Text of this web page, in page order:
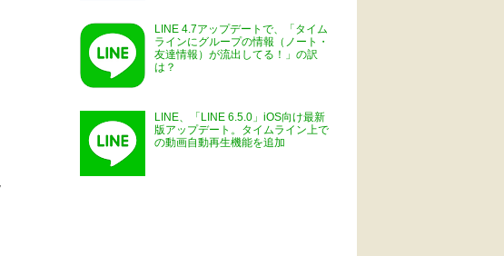
LINE 4.7アップデートで、「タイム
ラインにグループの情報（ノート・
友達情報）が流出してる！」の訳
は？
LINE、「LINE 6.5.0」iOS向け最新
版アップデート。タイムライン上で
の動画自動再生機能を追加